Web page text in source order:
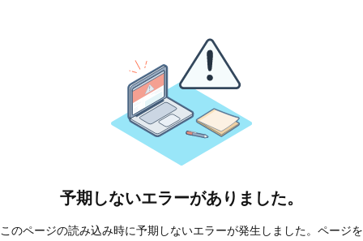
予期しないエラーがありました。
このページの読み込み時に予期しないエラーが発生しました。ページを